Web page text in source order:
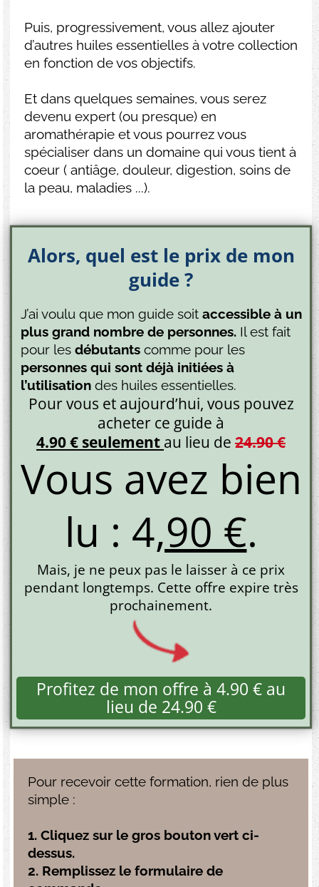
Puis, progressivement, vous allez ajouter
d’autres huiles essentielles à votre collection
en fonction de vos objectifs.
Et dans quelques semaines, vous serez
devenu expert (ou presque) en
aromathérapie et vous pourrez vous
spécialiser dans un domaine qui vous tient à
coeur ( antiâge, douleur, digestion, soins de
la peau, maladies ...).
Alors, quel est le prix de mon
guide ?
J’ai voulu que mon guide soit accessible à un
plus grand nombre de personnes. Il est fait
pour les débutants comme pour les
personnes qui sont déjà initiées à
l’utilisation des huiles essentielles.
Pour vous et aujourd’hui, vous pouvez
acheter ce guide à
4.90 € seulement au lieu de 24.90 €
Vous avez bien
lu : 4,90 €.
Mais, je ne peux pas le laisser à ce prix
pendant longtemps. Cette offre expire très
prochainement.
Profitez de mon offre à 4.90 € au
lieu de 24.90 €
Pour recevoir cette formation, rien de plus
simple :
1. Cliquez sur le gros bouton vert ci-
dessus.
2. Remplissez le formulaire de